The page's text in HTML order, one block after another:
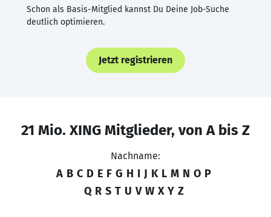
Schon als Basis-Mitglied kannst Du Deine Job-Suche
deutlich optimieren.
Jetzt registrieren
21 Mio. XING Mitglieder, von A bis Z
Nachname:
A B C D E F G H I J K L M N O P
Q R S T U V W X Y Z